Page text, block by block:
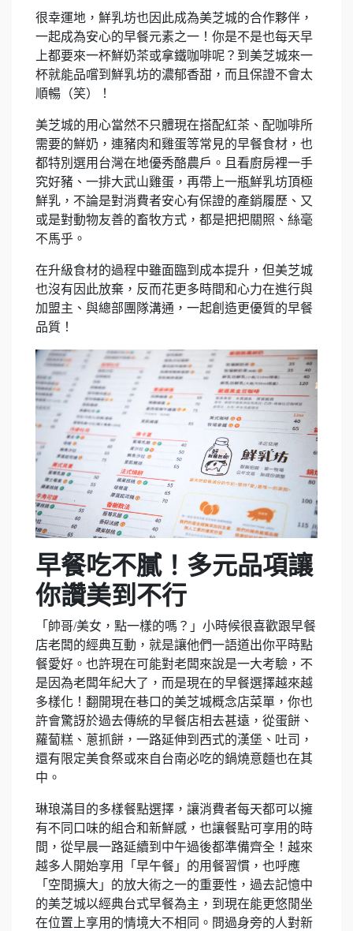
很幸運地，鮮乳坊也因此成為美芝城的合作夥伴，
一起成為安心的早餐元素之一！你是不是也每天早
上都要來一杯鮮奶茶或拿鐵咖啡呢？到美芝城來一
杯就能品嚐到鮮乳坊的濃郁香甜，而且保證不會太
順暢（笑）！
美芝城的用心當然不只體現在搭配紅茶、配咖啡所
需要的鮮奶，連豬肉和雞蛋等常見的早餐食材，也
都特別選用台灣在地優秀酪農戶。且看廚房裡一手
究好豬、一排大武山雞蛋，再帶上一瓶鮮乳坊頂極
鮮乳，不論是對消費者安心有保證的產銷履歷、又
或是對動物友善的畜牧方式，都是把把關照、絲毫
不馬乎。
在升級食材的過程中雖面臨到成本提升，但美芝城
也沒有因此放棄，反而花更多時間和心力在進行與
加盟主、與總部團隊溝通，一起創造更優質的早餐
品質！
早餐吃不膩！多元品項讓
你讚美到不行
「帥哥/美女，點一樣的嗎？」小時候很喜歡跟早餐
店老闆的經典互動，就是讓他們一語道出你平時點
餐愛好。也許現在可能對老闆來說是一大考驗，不
是因為老闆年紀大了，而是現在的早餐選擇越來越
多樣化！翻開現在巷口的美芝城概念店菜單，你也
許會驚訝於過去傳統的早餐店相去甚遠，從蛋餅、
蘿蔔糕、蔥抓餅，一路延伸到西式的漢堡、吐司，
還有限定美食祭或來自台南必吃的鍋燒意麵也在其
中。
琳琅滿目的多樣餐點選擇，讓消費者每天都可以擁
有不同口味的組合和新鮮感，也讓餐點可享用的時
間，從早晨一路延續到中午過後都準備齊全！越來
越多人開始享用「早午餐」的用餐習慣，也呼應
「空間擴大」的放大術之一的重要性，過去記憶中
的美芝城以經典台式早餐為主，到現在能更悠閒坐
在位置上享用的情境大不相同。問過身旁的人對新